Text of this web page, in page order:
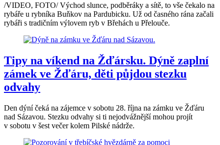
/VIDEO, FOTO/ Východ slunce, podběráky a sítě, to vše čekalo na
rybáře u rybníka Buňkov na Pardubicku. Už od časného rána začali
rybáři s tradičním výlovem ryb v Břehách u Přelouče.
Tipy na víkend na Žďársku. Dýně zaplní
zámek ve Žďáru, děti půjdou stezku
odvahy
Den dýní čeká na zájemce v sobotu 28. října na zámku ve Žďáru
nad Sázavou. Stezku odvahy si ti nejodvážnější mohou projít
v sobotu v šest večer kolem Pilské nádrže.